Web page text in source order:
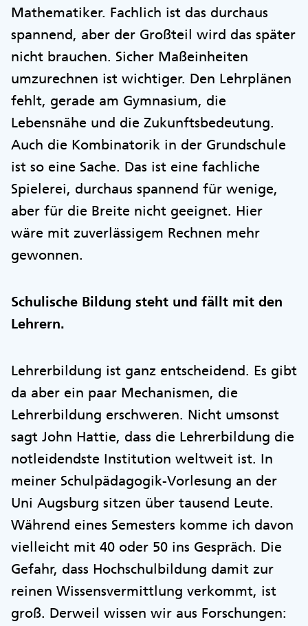
Mathematiker. Fachlich ist das durchaus
spannend, aber der Großteil wird das später
nicht brauchen. Sicher Maßeinheiten
umzurechnen ist wichtiger. Den Lehrplänen
fehlt, gerade am Gymnasium, die
Lebensnähe und die Zukunftsbedeutung.
Auch die Kombinatorik in der Grundschule
ist so eine Sache. Das ist eine fachliche
Spielerei, durchaus spannend für wenige,
aber für die Breite nicht geeignet. Hier
wäre mit zuverlässigem Rechnen mehr
gewonnen.
Schulische Bildung steht und fällt mit den
Lehrern.
Lehrerbildung ist ganz entscheidend. Es gibt
da aber ein paar Mechanismen, die
Lehrerbildung erschweren. Nicht umsonst
sagt John Hattie, dass die Lehrerbildung die
notleidendste Institution weltweit ist. In
meiner Schulpädagogik-Vorlesung an der
Uni Augsburg sitzen über tausend Leute.
Während eines Semesters komme ich davon
vielleicht mit 40 oder 50 ins Gespräch. Die
Gefahr, dass Hochschulbildung damit zur
reinen Wissensvermittlung verkommt, ist
groß. Derweil wissen wir aus Forschungen: